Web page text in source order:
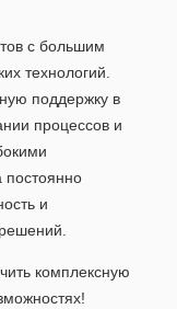
с большим
технологий.
поддержку в
процессов и
и
комплексную